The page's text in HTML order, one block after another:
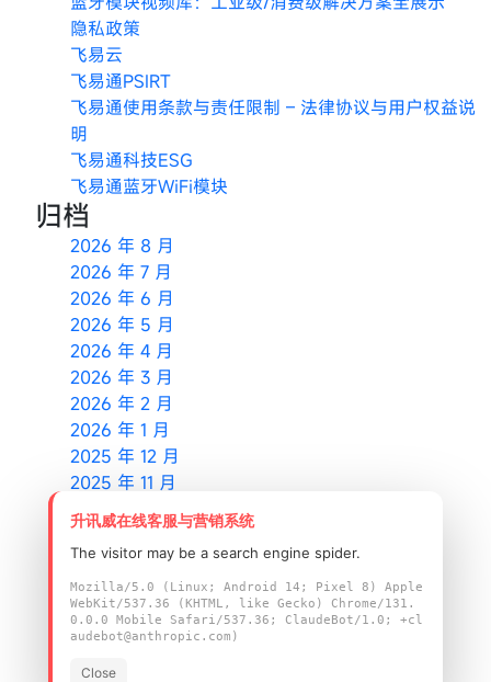
隐私政策
飞易云
飞易通PSIRT
飞易通使用条款与责任限制 – 法律协议与用户权益说
明
飞易通科技ESG
飞易通蓝牙WiFi模块
归档
2026 年 8 月
2026 年 7 月
2026 年 6 月
2026 年 5 月
2026 年 4 月
2026 年 3 月
2026 年 2 月
2026 年 1 月
2025 年 12 月
2025 年 11 月
2025 年 10 月
2025 年 9 月
2025 年 8 月
2025 年 6 月
2025 年 5 月
2025 年 4 月
2025 年 3 月
升讯威在线客服与营销系统
The visitor may be a search engine spider.
Mozilla/5.0 (Linux; Android 14; Pixel 8) Apple
WebKit/537.36 (KHTML, like Gecko) Chrome/131.
0.0.0 Mobile Safari/537.36; ClaudeBot/1.0; +cl
audebot@anthropic.com)
Close